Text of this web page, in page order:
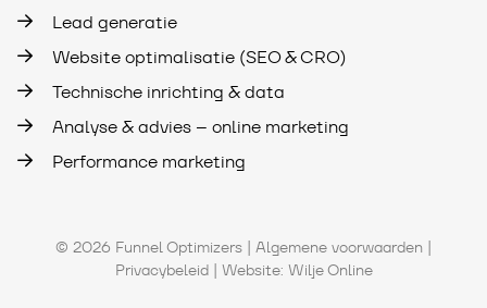
Lead generatie
Website optimalisatie (SEO & CRO)
Technische inrichting & data
Analyse & advies – online marketing
Performance marketing
© 2026 Funnel Optimizers | Algemene voorwaarden |
Privacybeleid| Website: Wilje Online